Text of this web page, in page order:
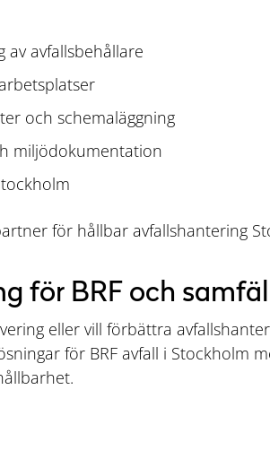
av avfallsbehållare
och schemaläggning
miljödokumentation
för hållbar avfallshantering
för BRF och
eller vill förbättra
för BRF avfall i Stockholm